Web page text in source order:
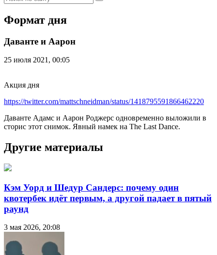
Формат дня
Даванте и Аарон
25 июля 2021, 00:05
Акция дня
https://twitter.com/mattschneidman/status/1418795591866462220
Даванте Адамс и Аарон Роджерс одновременно выложили в
сторис этот снимок. Явный намек на The Last Dance.
Другие материалы
Кэм Уорд и Шедур Сандерс: почему один
квотербек идёт первым, а другой падает в пятый
раунд
3 мая 2026, 20:08